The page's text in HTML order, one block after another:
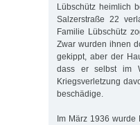
Lübschütz heimlich
Salzerstraße 22
Familie Lübschütz
Zwar wurden ihnen
gekippt, aber der
dass er selbst im
Kriegsverletzung
beschädige.
Im März 1936 wurde